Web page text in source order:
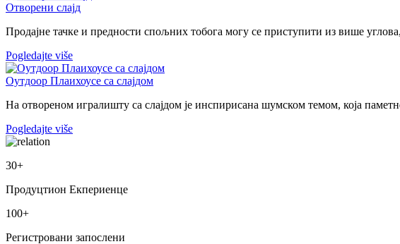
Отворени слајд
Продајне тачке и предности спољних тобога могу се приступити из више
Pogledajte više
Оутдоор Плаихоусе са слајдом
На отвореном игралишту са слајдом је инспирисана шумском темом, која
Pogledajte više
30+
Продуцтион Екпериенце
100+
Регистровани запослени